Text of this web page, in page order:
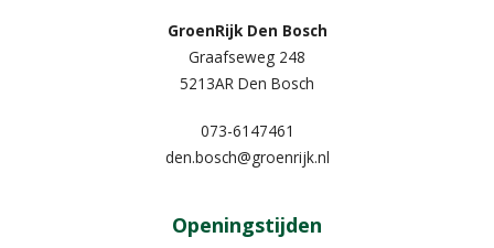
GroenRijk Den Bosch
Graafseweg 248
5213AR Den Bosch
073-6147461
den.bosch@groenrijk.nl
Openingstijden